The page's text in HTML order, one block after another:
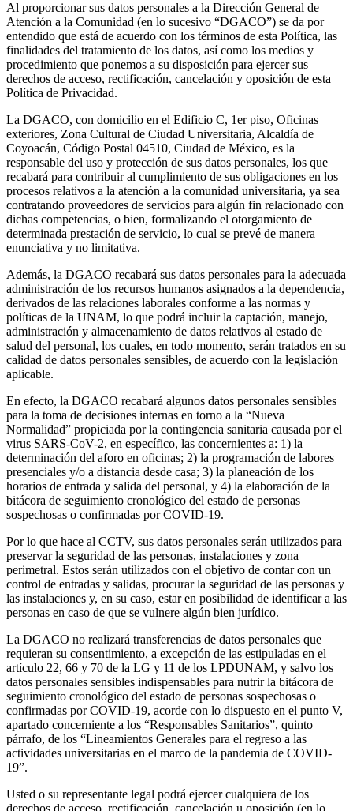
Al proporcionar sus datos personales a la Dirección General de
Atención a la Comunidad (en lo sucesivo “DGACO”) se da por
entendido que está de acuerdo con los términos de esta Política, las
finalidades del tratamiento de los datos, así como los medios y
procedimiento que ponemos a su disposición para ejercer sus
derechos de acceso, rectificación, cancelación y oposición de esta
Política de Privacidad.
La DGACO, con domicilio en el Edificio C, 1er piso, Oficinas
exteriores, Zona Cultural de Ciudad Universitaria, Alcaldía de
Coyoacán, Código Postal 04510, Ciudad de México, es la
responsable del uso y protección de sus datos personales, los que
recabará para contribuir al cumplimiento de sus obligaciones en los
procesos relativos a la atención a la comunidad universitaria, ya sea
contratando proveedores de servicios para algún fin relacionado con
dichas competencias, o bien, formalizando el otorgamiento de
determinada prestación de servicio, lo cual se prevé de manera
enunciativa y no limitativa.
Además, la DGACO recabará sus datos personales para la adecuada
administración de los recursos humanos asignados a la dependencia,
derivados de las relaciones laborales conforme a las normas y
políticas de la UNAM, lo que podrá incluir la captación, manejo,
administración y almacenamiento de datos relativos al estado de
salud del personal, los cuales, en todo momento, serán tratados en su
calidad de datos personales sensibles, de acuerdo con la legislación
aplicable.
En efecto, la DGACO recabará algunos datos personales sensibles
para la toma de decisiones internas en torno a la “Nueva
Normalidad” propiciada por la contingencia sanitaria causada por el
virus SARS-CoV-2, en específico, las concernientes a: 1) la
determinación del aforo en oficinas; 2) la programación de labores
presenciales y/o a distancia desde casa; 3) la planeación de los
horarios de entrada y salida del personal, y 4) la elaboración de la
bitácora de seguimiento cronológico del estado de personas
sospechosas o confirmadas por COVID-19.
Por lo que hace al CCTV, sus datos personales serán utilizados para
preservar la seguridad de las personas, instalaciones y zona
perimetral. Estos serán utilizados con el objetivo de contar con un
control de entradas y salidas, procurar la seguridad de las personas y
las instalaciones y, en su caso, estar en posibilidad de identificar a las
personas en caso de que se vulnere algún bien jurídico.
La DGACO no realizará transferencias de datos personales que
requieran su consentimiento, a excepción de las estipuladas en el
artículo 22, 66 y 70 de la LG y 11 de los LPDUNAM, y salvo los
datos personales sensibles indispensables para nutrir la bitácora de
seguimiento cronológico del estado de personas sospechosas o
confirmadas por COVID-19, acorde con lo dispuesto en el punto V,
apartado concerniente a los “Responsables Sanitarios”, quinto
párrafo, de los “Lineamientos Generales para el regreso a las
actividades universitarias en el marco de la pandemia de COVID-
19”.
Usted o su representante legal podrá ejercer cualquiera de los